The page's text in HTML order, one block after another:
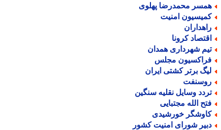
محمدرضا پهلوی
امنیت
کرونا
شهرداری همدان
مجلس
برتر کشتی ایران
وسایل نقلیه سنگین
الله مجتبایی
خورشیدی
شورای امنیت کشور